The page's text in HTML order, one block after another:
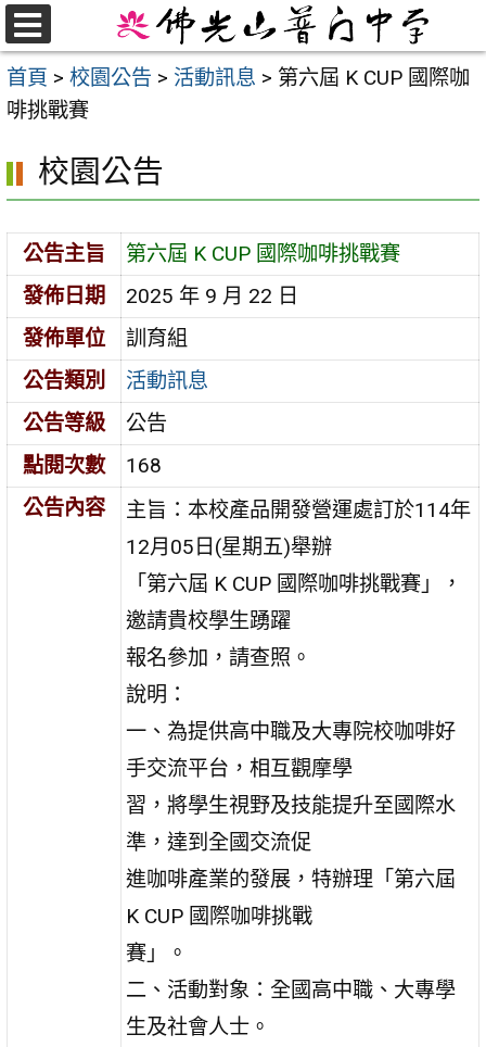
跳
至
主
要
首頁 > 校園公告 > 活動訊息 > 第六屆 K CUP 國際咖
啡挑戰賽
校園公告
公告主旨
第六屆 K CUP 國際咖啡挑戰賽
發佈日期
2025 年 9 月 22 日
發佈單位
訓育組
公告類別
活動訊息
公告等級
公告
點閱次數
168
公告內容
主旨：本校產品開發營運處訂於114年
12月05日(星期五)舉辦
「第六屆 K CUP 國際咖啡挑戰賽」，
邀請貴校學生踴躍
報名參加，請查照。
說明：
一、為提供高中職及大專院校咖啡好
手交流平台，相互觀摩學
習，將學生視野及技能提升至國際水
準，達到全國交流促
進咖啡產業的發展，特辦理「第六屆
K CUP 國際咖啡挑戰
賽」。
二、活動對象：全國高中職、大專學
生及社會人士。
選
單